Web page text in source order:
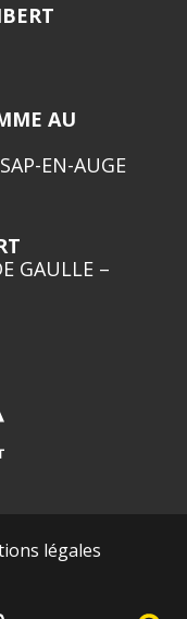
AU
EN-AUGE
GAULLE –
légales